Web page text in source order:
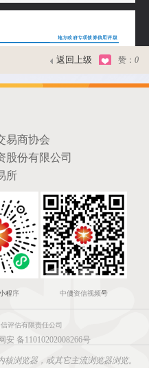
返回上级 赞： 0
易商协会
股份有限公司
所
程序 中债资信视频号
评估有限责任公司
安 备11010202008266号
浏览器，或其它主流浏览器浏览。